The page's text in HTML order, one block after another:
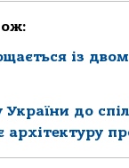
із
України до